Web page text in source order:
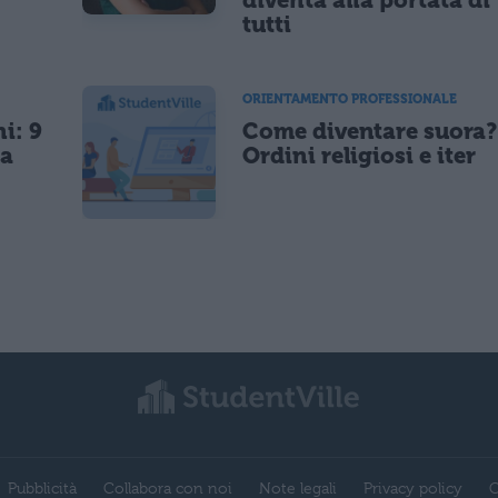
tutti
9
ORIENTAMENTO PROFESSIONALE
Come diventare suora?
Ordini religiosi e iter
Pubblicità Collabora con noi Note legali Privacy policy